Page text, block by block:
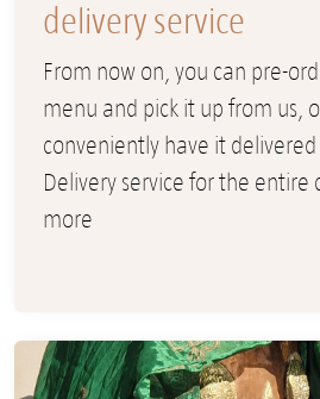
delivery service
From now on, you can pre-
menu and pick it up from us,
conveniently have it
Delivery service for the entire
more